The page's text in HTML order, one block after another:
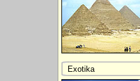
Exotika